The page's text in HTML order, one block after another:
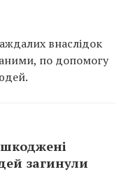
внаслідок
по допомогу
загинули